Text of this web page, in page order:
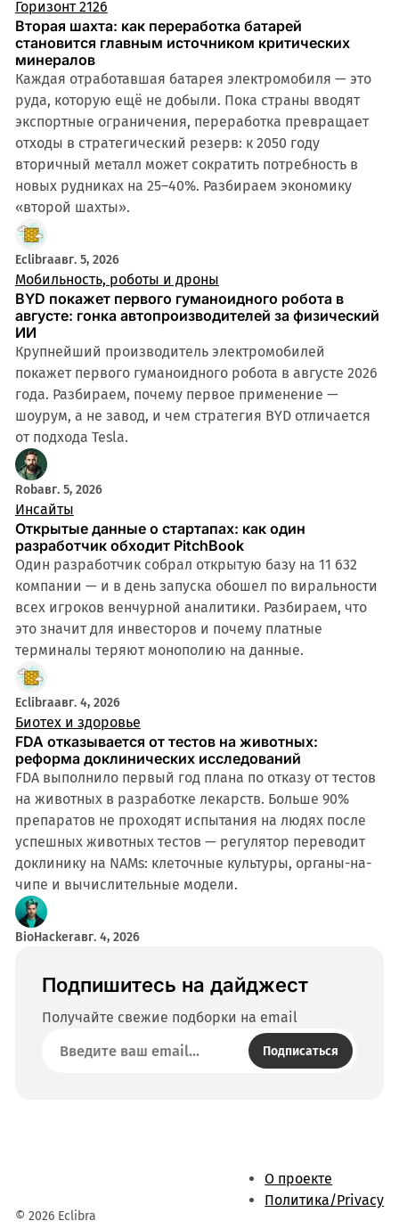
Горизонт 2126
Вторая шахта: как переработка батарей
становится главным источником критических
минералов
Каждая отработавшая батарея электромобиля — это
руда, которую ещё не добыли. Пока страны вводят
экспортные ограничения, переработка превращает
отходы в стратегический резерв: к 2050 году
вторичный металл может сократить потребность в
новых рудниках на 25–40%. Разбираем экономику
«второй шахты».
Eclibraавг. 5, 2026
Мобильность, роботы и дроны
BYD покажет первого гуманоидного робота в
августе: гонка автопроизводителей за физический
ИИ
Крупнейший производитель электромобилей
покажет первого гуманоидного робота в августе 2026
года. Разбираем, почему первое применение —
шоурум, а не завод, и чем стратегия BYD отличается
от подхода Tesla.
Robавг. 5, 2026
Инсайты
Открытые данные о стартапах: как один
разработчик обходит PitchBook
Один разработчик собрал открытую базу на 11 632
компании — и в день запуска обошел по виральности
всех игроков венчурной аналитики. Разбираем, что
это значит для инвесторов и почему платные
терминалы теряют монополию на данные.
Eclibraавг. 4, 2026
Биотех и здоровье
FDA отказывается от тестов на животных:
реформа доклинических исследований
FDA выполнило первый год плана по отказу от тестов
на животных в разработке лекарств. Больше 90%
препаратов не проходят испытания на людях после
успешных животных тестов — регулятор переводит
доклинику на NAMs: клеточные культуры, органы-на-
чипе и вычислительные модели.
BioHackerавг. 4, 2026
Подпишитесь на дайджест
Получайте свежие подборки на email
Подписаться
© 2026 Eclibra
О проекте
Политика/Privacy